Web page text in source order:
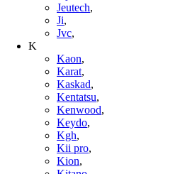
Jeutech,
Ji,
Jvc,
K
Kaon,
Karat,
Kaskad,
Kentatsu,
Kenwood,
Keydo,
Kgh,
Kii pro,
Kion,